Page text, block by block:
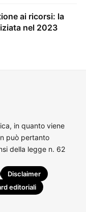
ai ricorsi: la
nel 2023
in quanto viene
può pertanto
della legge n. 62
Disclaimer
editoriali